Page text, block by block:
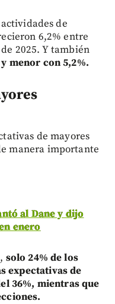
de
6,2% entre
2025. Y también
menor con 5,2%.
de mayores
manera importante
al Dane y dijo
enero
solo 24% de los
expectativas de
36%, mientras que